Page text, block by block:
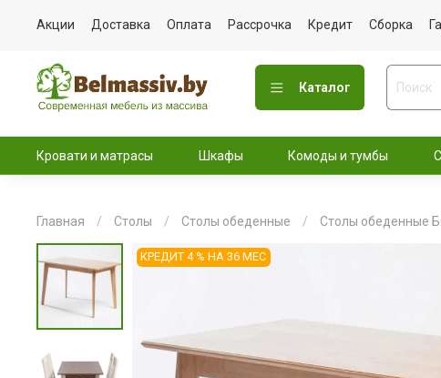
Акции Доставка Оплата Рассрочка Кредит Сборка
Каталог
Кровати и матрасы Шкафы Комоды и тумбы
Главная Столы Столы обеденные Столы обеденные
КРЕДИТ 4 % НА 36 МЕС